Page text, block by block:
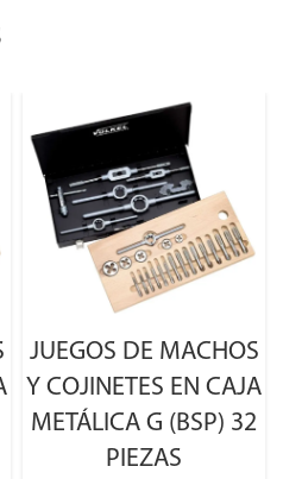
JUEGOS DE MACHOS
Y COJINETES EN CAJA
METÁLICA G (BSP) 32
PIEZAS